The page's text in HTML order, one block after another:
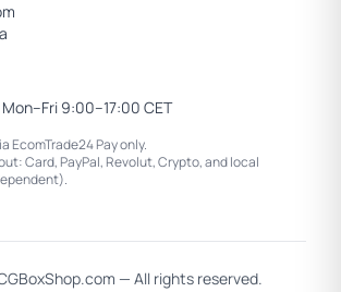
9:00–17:00 CET
EcomTrade24 Pay only.
Card, PayPal, Revolut, Crypto, and local
— All rights reserved.